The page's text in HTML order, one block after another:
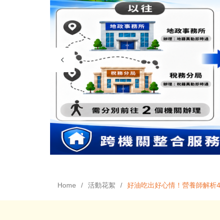
Home 活動花絮 好油吃出好心情！營養師解析